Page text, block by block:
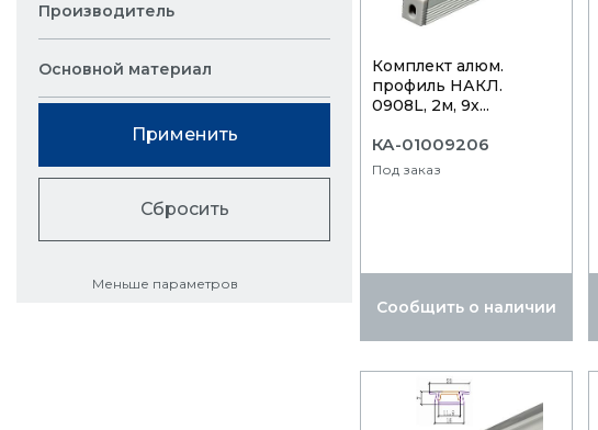
Производитель
Основной материал
Применить
Сбросить
Меньше параметров
Комплект алюм.
профиль НАКЛ.
0908L, 2м, 9х...
КА-01009206
Под заказ
Сообщить о наличии